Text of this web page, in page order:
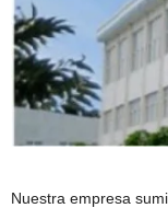
Nuestra empresa